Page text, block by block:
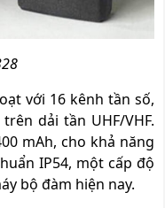
với 16 kênh tần số,
dải tần UHF/VHF.
mAh, cho khả năng
IP54, một cấp độ
bộ đàm hiện nay.